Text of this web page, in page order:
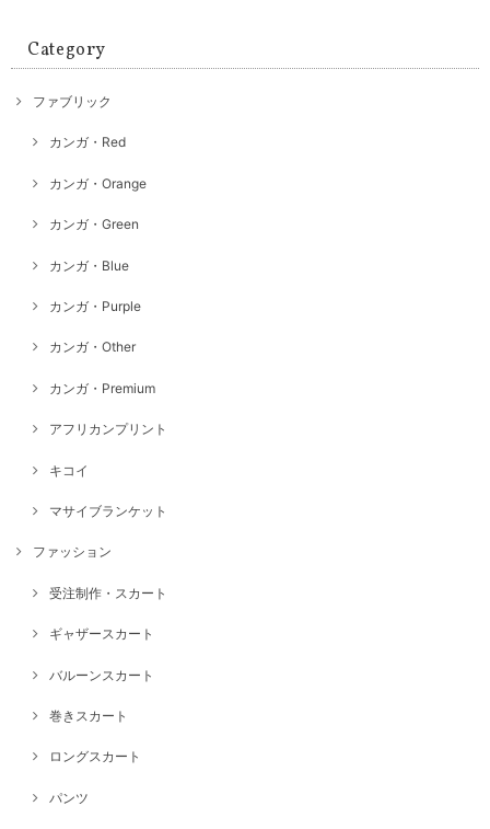
Category
ファブリック
カンガ・Red
カンガ・Orange
カンガ・Green
カンガ・Blue
カンガ・Purple
カンガ・Other
カンガ・Premium
アフリカンプリント
キコイ
マサイブランケット
ファッション
受注制作・スカート
ギャザースカート
バルーンスカート
巻きスカート
ロングスカート
パンツ